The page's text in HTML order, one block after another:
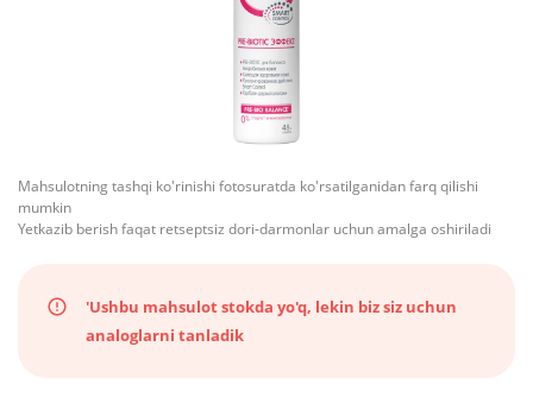
Mahsulotning tashqi ko'rinishi fotosuratda ko'rsatilganidan farq qilishi
mumkin
Yetkazib berish faqat retseptsiz dori-darmonlar uchun amalga oshiriladi
'Ushbu mahsulot stokda yo'q, lekin biz siz uchun
analoglarni tanladik